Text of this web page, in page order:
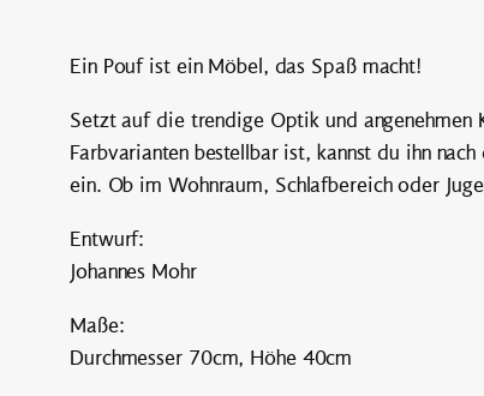
Ein Pouf ist ein Möbel, das Spaß macht!
Setzt auf die trendige Optik und angenehmen
Farbvarianten bestellbar ist, kannst du ihn
ein. Ob im Wohnraum, Schlafbereich oder
Entwurf:
Johannes Mohr
Maße:
Durchmesser 70cm, Höhe 40cm